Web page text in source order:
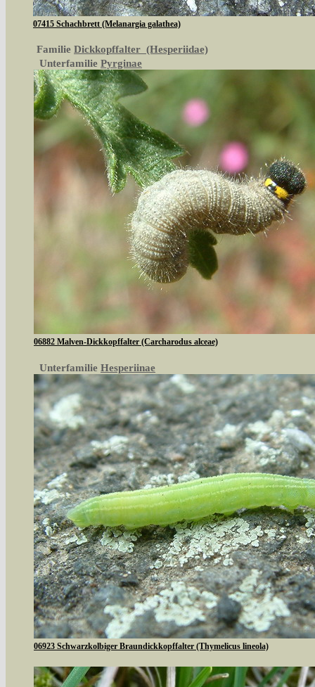
07415 Schachbrett (Melanargia galathea)
Familie Dickkopffalter (Hesperiidae)
Unterfamilie Pyrginae
06882 Malven-Dickkopffalter (Carcharodus alceae)
Unterfamilie Hesperiinae
06923 Schwarzkolbiger Braundickkopffalter (Thymelicus lineola)